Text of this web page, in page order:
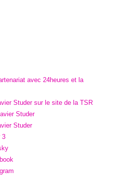
avec 24heures et la
Studer sur le site de la TSR
Studer
Studer
3